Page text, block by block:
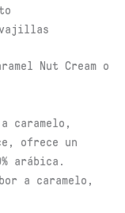
Nut Cream o
caramelo,
ofrece un
arábica.
a caramelo,